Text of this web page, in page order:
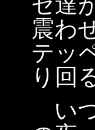
震わ
テッ
り回
い